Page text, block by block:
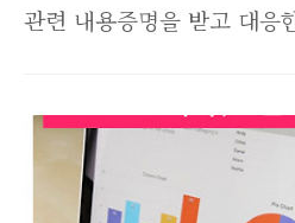
관련 내용증명을 받고 대응
어 저작권 침해 유형에 대
이 내용은 한글과컴퓨터 라
이 아니라 마이크로스프트